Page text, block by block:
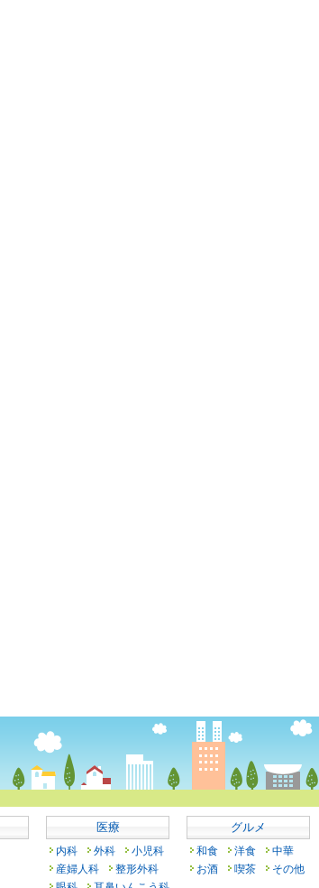
医療
内科 外科
小児科
産婦人科
整形外科
グルメ
和食 洋食
中華
お酒
喫茶 その他